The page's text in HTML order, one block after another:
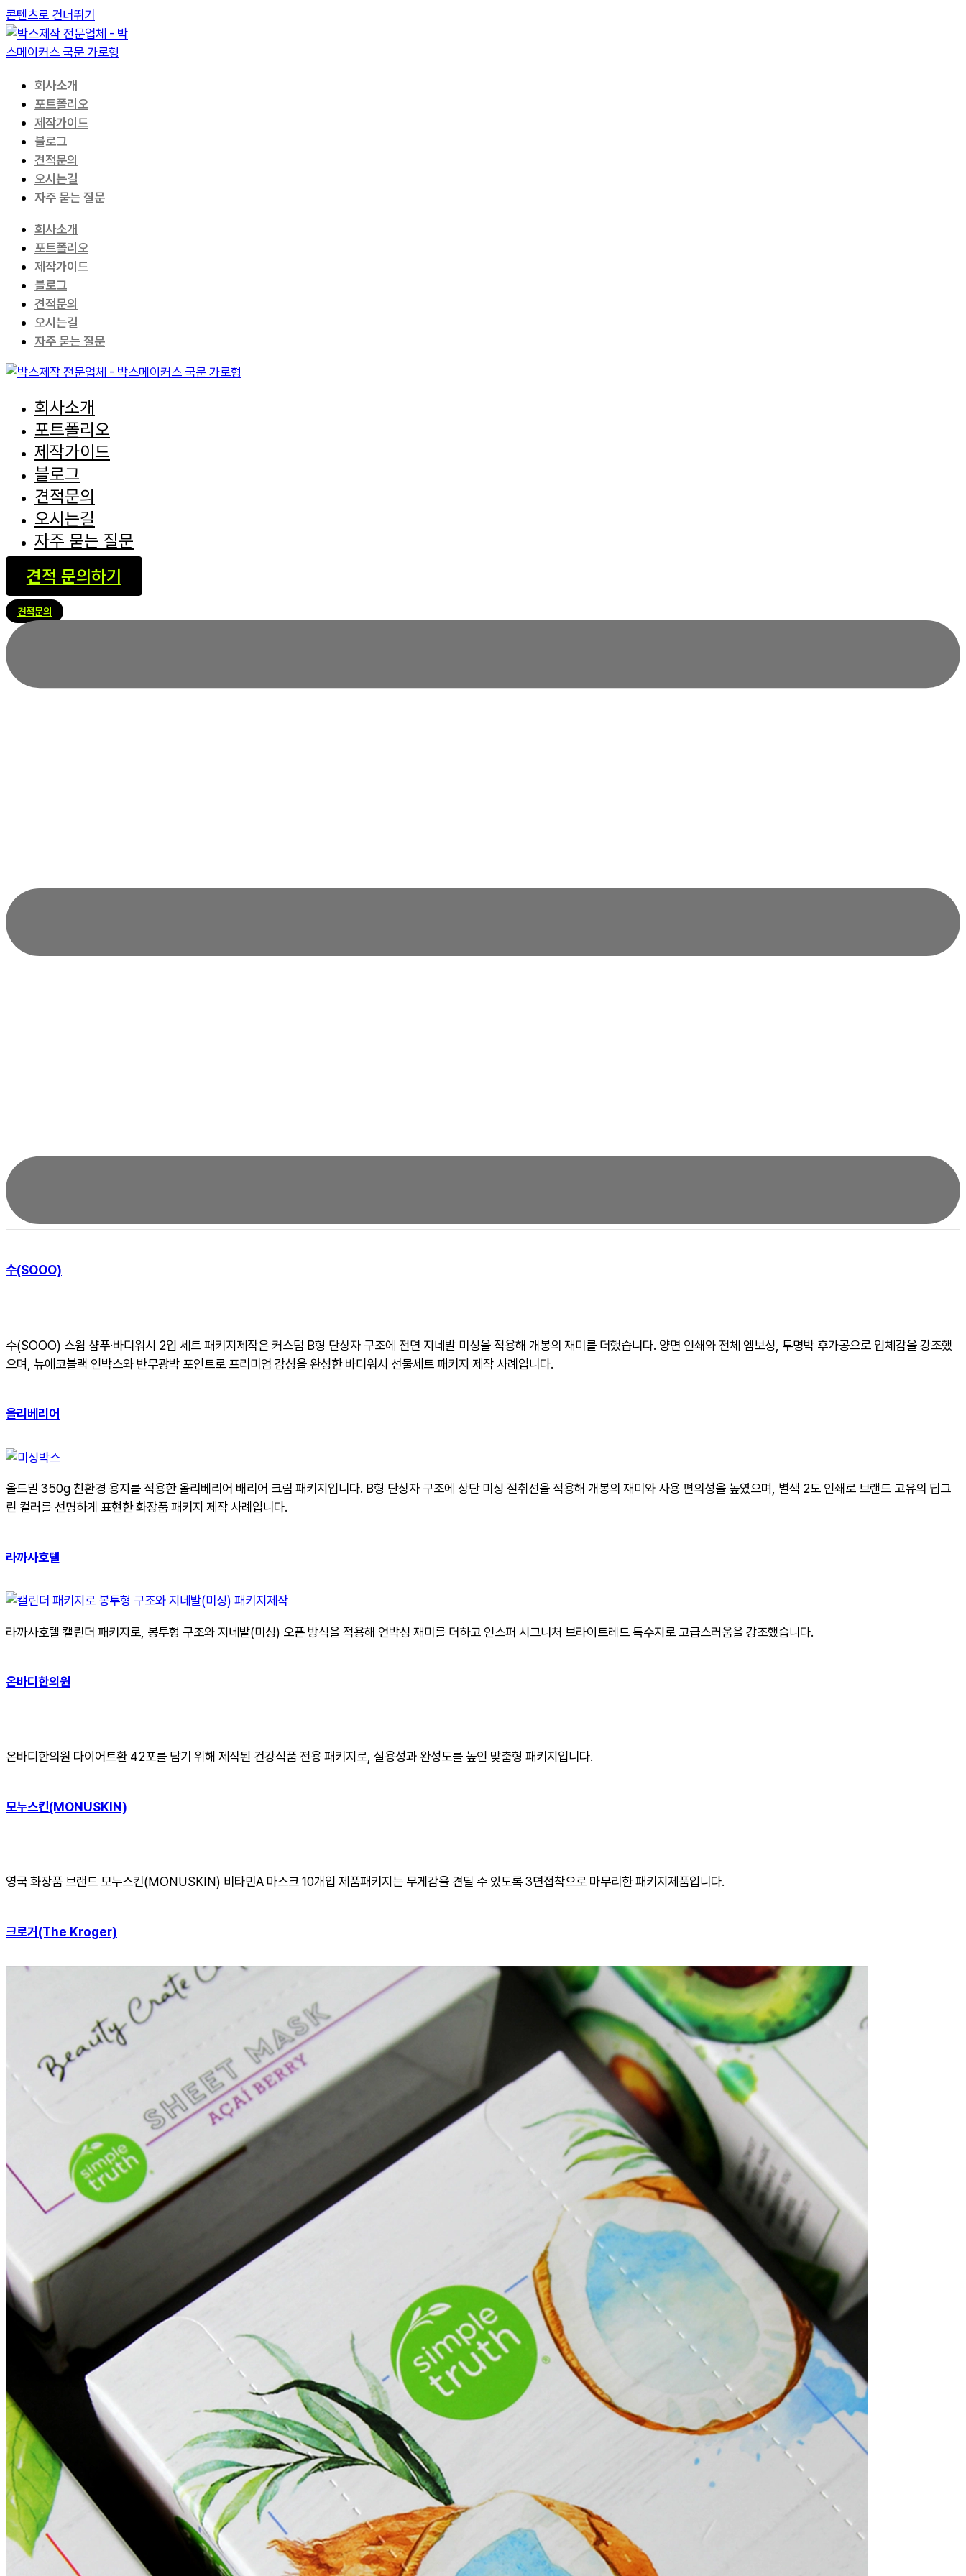
콘텐츠로 건너뛰기
회사소개
포트폴리오
제작가이드
블로그
견적문의
오시는길
자주 묻는 질문
회사소개
포트폴리오
제작가이드
블로그
견적문의
오시는길
자주 묻는 질문
회사소개
포트폴리오
제작가이드
블로그
견적문의
오시는길
자주 묻는 질문
견적 문의하기
견적문의
수(SOOO)
수(SOOO) 스윔 샴푸·바디워시 2입 세트 패키지제작은 커스텀 B형 단상자 구조에 전면 지네발 미싱을 적용해 개봉의 재미를 더했습니다. 양면 인쇄와 전체 엠보싱, 투명박 후가공으로 입체감을 강조했
으며, 뉴에코블랙 인박스와 반무광박 포인트로 프리미엄 감성을 완성한 바디워시 선물세트 패키지 제작 사례입니다.
올리베리어
올드밀 350g 친환경 용지를 적용한 올리베리어 배리어 크림 패키지입니다. B형 단상자 구조에 상단 미싱 절취선을 적용해 개봉의 재미와 사용 편의성을 높였으며, 별색 2도 인쇄로 브랜드 고유의 딥그
린 컬러를 선명하게 표현한 화장품 패키지 제작 사례입니다.
라까사호텔
라까사호텔 캘린더 패키지로, 봉투형 구조와 지네발(미싱) 오픈 방식을 적용해 언박싱 재미를 더하고 인스퍼 시그니처 브라이트레드 특수지로 고급스러움을 강조했습니다.
온바디한의원
온바디한의원 다이어트환 42포를 담기 위해 제작된 건강식품 전용 패키지로, 실용성과 완성도를 높인 맞춤형 패키지입니다.
모누스킨(MONUSKIN)
영국 화장품 브랜드 모누스킨(MONUSKIN) 비타민A 마스크 10개입 제품패키지는 무게감을 견딜 수 있도록 3면접착으로 마무리한 패키지제품입니다.
크로거(The Kroger)